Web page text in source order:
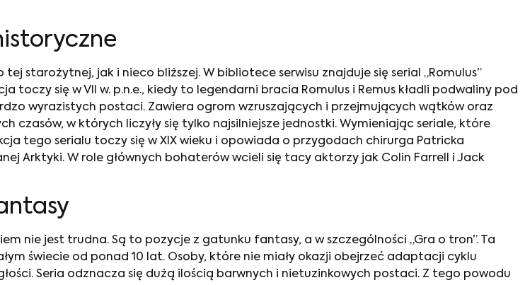
starożytnej, jak i nieco bliższej. W bibliotece serwisu znajduje się serial „Romulus”
się w VII w. p.n.e., kiedy to legendarni bracia Romulus i Remus kładli podwaliny pod
wyrazistych postaci. Zawiera ogrom wzruszających i przejmujących wątków oraz
czasów, w których liczyły się tylko najsilniejsze jednostki. Wymieniając seriale, które
tego serialu toczy się w XIX wieku i opowiada o przygodach chirurga Patricka
Arktyki. W role głównych bohaterów wcieli się tacy aktorzy jak Colin Farrell i Jack
nie jest trudna. Są to pozycje z gatunku fantasy, a w szczególności „Gra o tron”. Ta
świecie od ponad 10 lat. Osoby, które nie miały okazji obejrzeć adaptacji cyklu
Seria odznacza się dużą ilością barwnych i nietuzinkowych postaci. Z tego powodu